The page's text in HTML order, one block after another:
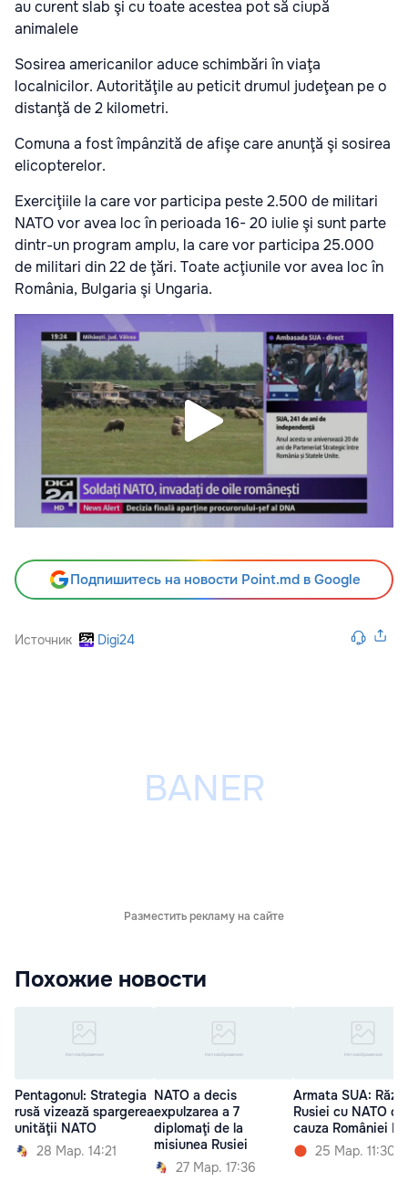
au curent slab şi cu toate acestea pot să ciupă
animalele
Sosirea americanilor aduce schimbări în viaţa
localnicilor. Autorităţile au peticit drumul judeţean pe o
distanţă de 2 kilometri.
Comuna a fost împânzită de afişe care anunţă şi sosirea
elicopterelor.
Exerciţiile la care vor participa peste 2.500 de militari
NATO vor avea loc în perioada 16- 20 iulie şi sunt parte
dintr-un program amplu, la care vor participa 25.000
de militari din 22 de ţări. Toate acţiunile vor avea loc în
România, Bulgaria şi Ungaria.
Подпишитесь на новости Point.md в Google
Источник Digi24
Разместить рекламу на сайте
Похожие новости
Pentagonul: Strategia
rusă vizează spargerea
unităţii NATO
28 Мар. 14:21
NATO a decis
expulzarea a 7
diplomaţi de la
misiunea Rusiei
27 Мар. 17:36
Armata SUA:
Rusiei cu NATO
cauza României
25 Мар. 11:30